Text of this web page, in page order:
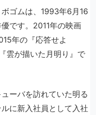
ゴムは、1993年6月16
です。2011年の映画
年の『応答せよ
雲が描いた月明り』で
ーバを訪れていた明る
に新入社員として入社